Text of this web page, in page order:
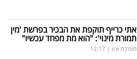
אתי כרייף תוקפת את הבכיר בפרשת 'מין
תמורת מינוי': "הוא מת מפחד עכשיו"
מערכת ice |
12:17